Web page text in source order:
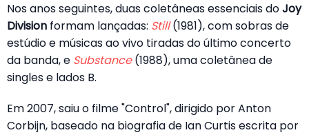
Nos anos seguintes, duas coletâneas essenciais doJoy
Division formam lançadas: Still(1981), com sobras de
estúdio e músicas ao vivo tiradas do último concerto
da banda, e Substance(1988), uma coletânea de
singles e lados B.
Em 2007, saiu o filme "Control", dirigido por Anton
Corbijn, baseado na biografia de Ian Curtis escrita por